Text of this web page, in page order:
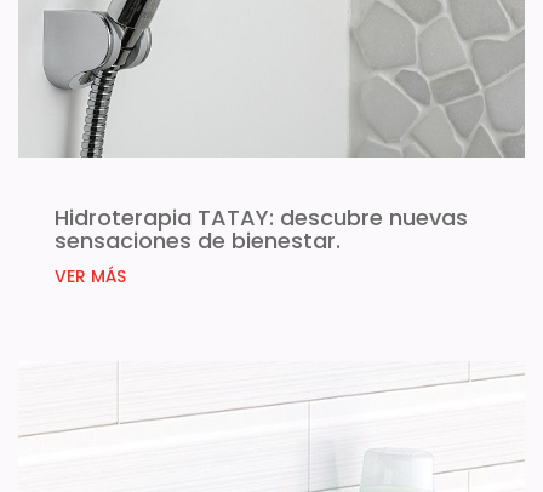
Hidroterapia TATAY: descubre nuevas
sensaciones de bienestar.
VER MÁS